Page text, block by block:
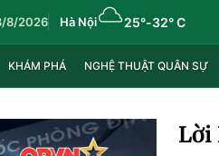
8/2026 Hà Nội 25°-32° C
KHÁM PHÁ NGHỆ THUẬT QUÂN SỰ
Lời